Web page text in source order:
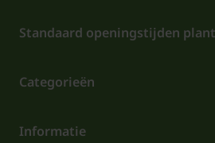
Standaard openingstijden
Categorieën
Informatie